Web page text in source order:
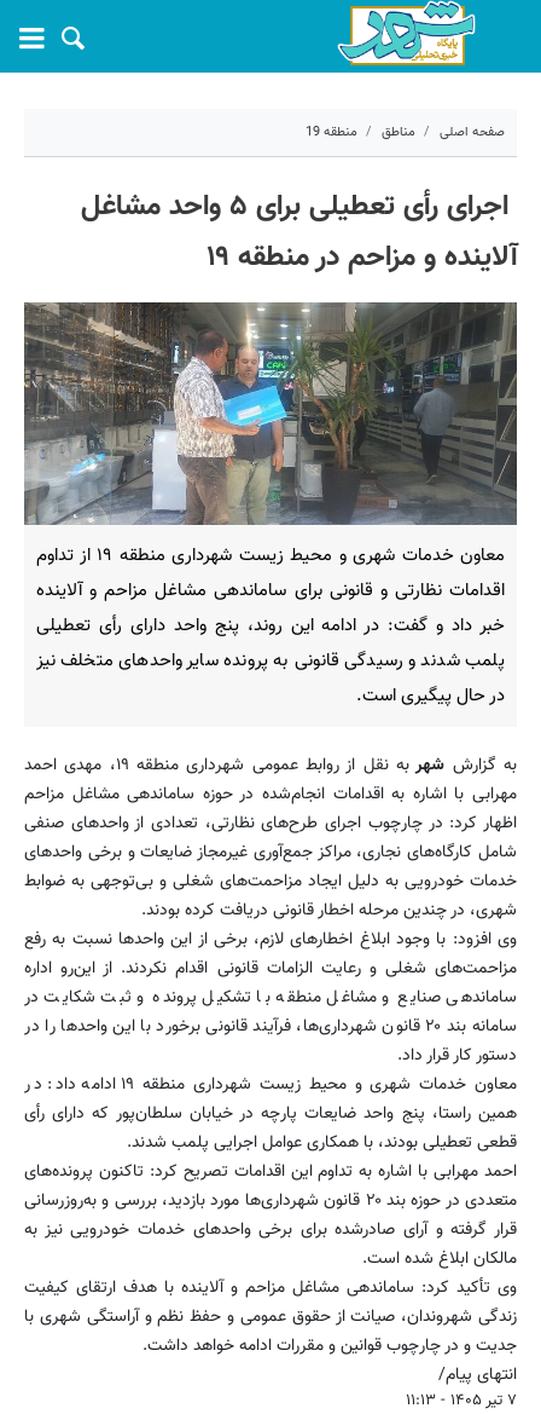
صفحه اصلی مناطق منطقه 19
کد مطلب: 82368
اجرای رأی تعطیلی برای ۵ واحد مشاغل
آلاینده و مزاحم در منطقه ۱۹
معاون خدمات شهری و محیط زیست شهرداری منطقه ۱۹ از تداوم
اقدامات نظارتی و قانونی برای ساماندهی مشاغل مزاحم و آلاینده
خبر داد و گفت: در ادامه این روند، پنج واحد دارای رأی تعطیلی
پلمب شدند و رسیدگی قانونی به پرونده سایر واحدهای متخلف نیز
در حال پیگیری است.
به گزارش شهر
به نقل از روابط عمومی شهرداری منطقه ۱۹، مهدی احمد
مهرابی با اشاره به اقدامات انجام‌شده در حوزه ساماندهی مشاغل مزاحم
اظهار کرد: در چارچوب اجرای طرح‌های نظارتی، تعدادی از واحدهای صنفی
شامل کارگاه‌های نجاری، مراکز جمع‌آوری غیرمجاز ضایعات و برخی واحدهای
خدمات خودرویی به دلیل ایجاد مزاحمت‌های شغلی و بی‌توجهی به ضوابط
شهری، در چندین مرحله اخطار قانونی دریافت کرده بودند.
وی افزود: با وجود ابلاغ اخطارهای لازم، برخی از این واحدها نسبت به رفع
مزاحمت‌های شغلی و رعایت الزامات قانونی اقدام نکردند. از این‌رو اداره
ساماندهی صنایع و مشاغل منطقه با تشکیل پرونده و ثبت شکایت در
سامانه بند ۲۰ قانون شهرداری‌ها، فرآیند قانونی برخورد با این واحدها را در
دستور کار قرار داد.
معاون خدمات شهری و محیط زیست شهرداری منطقه ۱۹ ادامه داد: در
همین راستا، پنج واحد ضایعات پارچه در خیابان سلطان‌پور که دارای رأی
قطعی تعطیلی بودند، با همکاری عوامل اجرایی پلمب شدند.
احمد مهرابی با اشاره به تداوم این اقدامات تصریح کرد: تاکنون پرونده‌های
متعددی در حوزه بند ۲۰ قانون شهرداری‌ها مورد بازدید، بررسی و به‌روزرسانی
قرار گرفته و آرای صادرشده برای برخی واحدهای خدمات خودرویی نیز به
مالکان ابلاغ شده است.
وی تأکید کرد: ساماندهی مشاغل مزاحم و آلاینده با هدف ارتقای کیفیت
زندگی شهروندان، صیانت از حقوق عمومی و حفظ نظم و آراستگی شهری با
جدیت و در چارچوب قوانین و مقررات ادامه خواهد داشت.
انتهای پیام/
۷ تیر ۱۴۰۵ - ۱۱:۱۳